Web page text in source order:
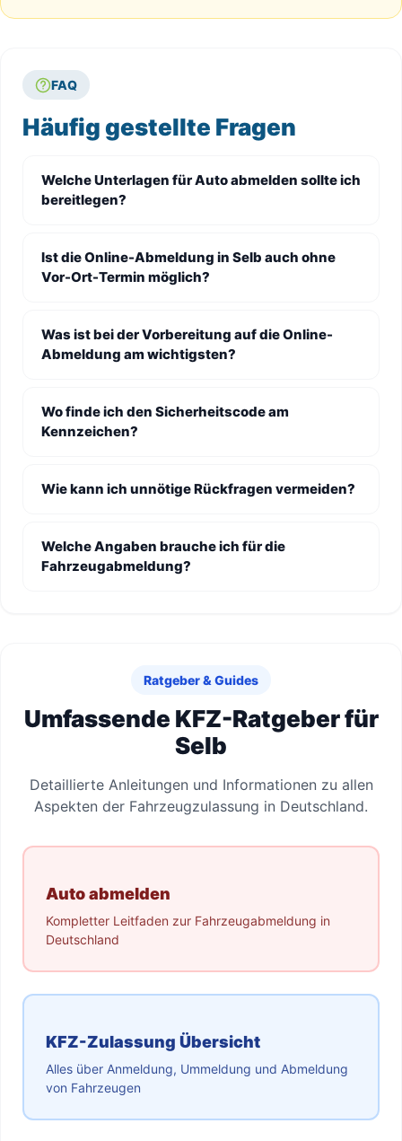
FAQ
Häufig gestellte Fragen
Welche Unterlagen für Auto abmelden sollte ich
bereitlegen?
Ist die Online-Abmeldung in Selb auch ohne
Vor-Ort-Termin möglich?
Was ist bei der Vorbereitung auf die Online-
Abmeldung am wichtigsten?
Wo finde ich den Sicherheitscode am
Kennzeichen?
Wie kann ich unnötige Rückfragen vermeiden?
Welche Angaben brauche ich für die
Fahrzeugabmeldung?
Ratgeber & Guides
Umfassende KFZ-Ratgeber für
Selb
Detaillierte Anleitungen und Informationen zu allen
Aspekten der Fahrzeugzulassung in Deutschland.
Auto abmelden
Kompletter Leitfaden zur Fahrzeugabmeldung in
Deutschland
KFZ-Zulassung Übersicht
Alles über Anmeldung, Ummeldung und Abmeldung
von Fahrzeugen